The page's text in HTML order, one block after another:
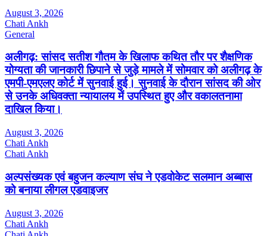
August 3, 2026
Chati Ankh
General
अलीगढ़: सांसद सतीश गौतम के खिलाफ कथित तौर पर शैक्षणिक
योग्यता की जानकारी छिपाने से जुड़े मामले में सोमवार को अलीगढ़ के
एमपी-एमएलए कोर्ट में सुनवाई हुई। सुनवाई के दौरान सांसद की ओर
से उनके अधिवक्ता न्यायालय में उपस्थित हुए और वकालतनामा
दाखिल किया।
August 3, 2026
Chati Ankh
Chati Ankh
अल्पसंख्यक एवं बहुजन कल्याण संघ ने एडवोकेट सलमान अब्बास
को बनाया लीगल एडवाइजर
August 3, 2026
Chati Ankh